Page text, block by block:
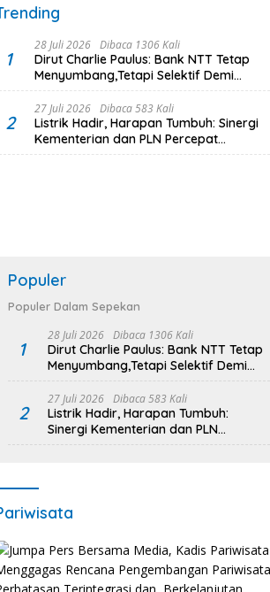
1
28 Juli 2026 Dibaca 1306 Kali
Dirut Charlie Paulus: Bank NTT Tetap
Menyumbang,Tetapi Selektif Demi
Kepentingan Masyarakat
2
27 Juli 2026 Dibaca 583 Kali
Listrik Hadir, Harapan Tumbuh: Sinergi
Kementerian dan PLN Percepat
Pembangunan Infrastruktur Desa
Populer
Populer Dalam Sepekan
1
28 Juli 2026 Dibaca 1306 Kali
Dirut Charlie Paulus: Bank NTT Tetap
Menyumbang,Tetapi Selektif Demi
Kepentingan Masyarakat
2
27 Juli 2026 Dibaca 583 Kali
Listrik Hadir, Harapan Tumbuh:
Sinergi Kementerian dan PLN
Percepat Pembangunan Infrastruktur